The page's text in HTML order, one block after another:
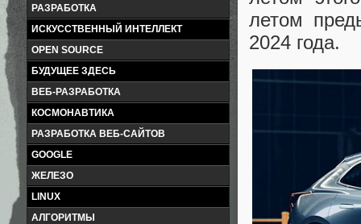
РАЗРАБОТКА
ИСКУССТВЕННЫЙ ИНТЕЛЛЕКТ
OPEN SOURCE
БУДУЩЕЕ ЗДЕСЬ
ВЕБ-РАЗРАБОТКА
КОСМОНАВТИКА
РАЗРАБОТКА ВЕБ-САЙТОВ
GOOGLE
ЖЕЛЕЗО
LINUX
АЛГОРИТМЫ
летом
2024 года.